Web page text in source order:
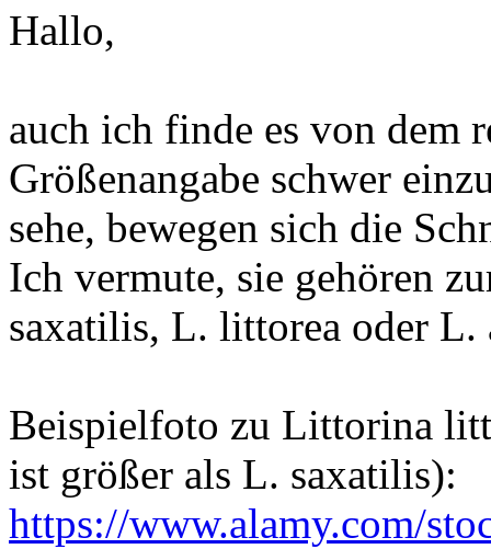
Hallo,
auch ich finde es von dem
Größenangabe schwer
sehe, bewegen sich die
Ich vermute, sie gehören
saxatilis, L. littorea oder L.
Beispielfoto zu Littorina
ist größer als L. saxatilis):
https://www.alamy.com/